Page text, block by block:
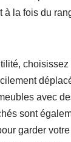
car ils
sièges
espace